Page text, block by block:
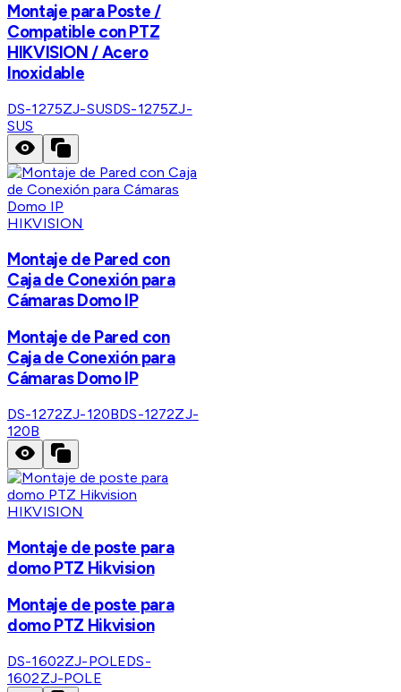
Montaje para Poste /
Compatible con PTZ
HIKVISION / Acero
Inoxidable
DS-1275ZJ-SUSDS-1275ZJ-
SUS
HIKVISION
Montaje de Pared con
Caja de Conexión para
Cámaras Domo IP
Montaje de Pared con
Caja de Conexión para
Cámaras Domo IP
DS-1272ZJ-120BDS-1272ZJ-
120B
HIKVISION
Montaje de poste para
domo PTZ Hikvision
Montaje de poste para
domo PTZ Hikvision
DS-1602ZJ-POLEDS-
1602ZJ-POLE